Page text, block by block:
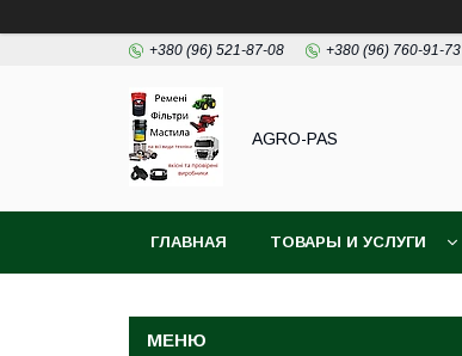
+380 (96) 521-87-08 +380 (96) 760-91-73
AGRO-PAS
ГЛАВНАЯ ТОВАРЫ И УСЛУГИ